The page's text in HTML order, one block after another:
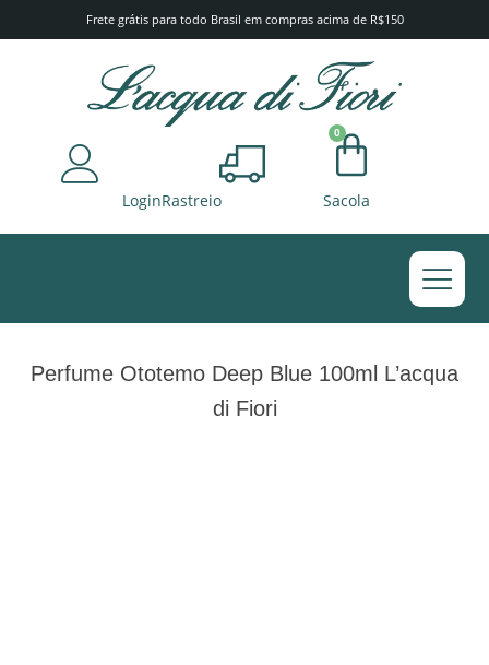
Frete grátis para todo Brasil em compras acima de R$150
LoginRastreio
0
Sacola
Perfume Ototemo Deep Blue 100ml L’acqua
di Fiori